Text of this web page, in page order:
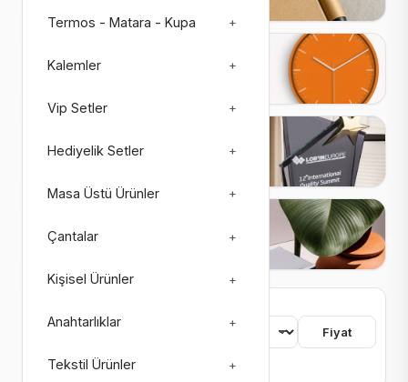
73 ürün
Termos - Matara - Kupa +
Kalemler +
Vip Setler +
Hediyelik Setler +
Masa Üstü Ürünler +
Çantalar +
Kişisel Ürünler +
Anahtarlıklar +
Tekstil Ürünler +
Fiyat
Renk